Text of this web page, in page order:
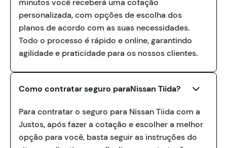
minutos você receberá uma cotação
personalizada, com opções de escolha dos
planos de acordo com as suas necessidades.
Todo o processo é rápido e online, garantindo
agilidade e praticidade para os nossos clientes.
Como contratar seguro paraNissan Tiida?
Para contratar o seguro para Nissan Tiida com a
Justos, após fazer a cotação e escolher a melhor
opção para você, basta seguir as instruções do